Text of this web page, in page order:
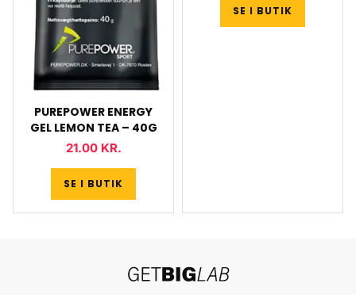
PUREPOWER ENERGY
GEL LEMON TEA – 40G
21.00 KR.
SE I BUTIK
SE I BUTIK